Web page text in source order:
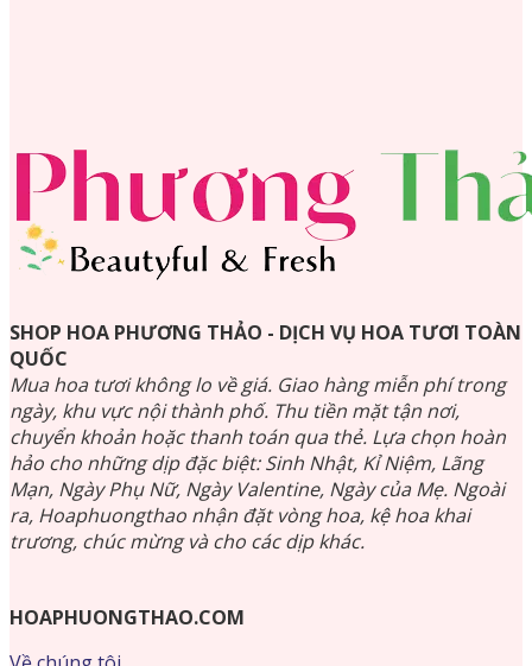
SHOP HOA PHƯƠNG THẢO - DỊCH VỤ HOA TƯƠI TOÀN
QUỐC
Mua hoa tươi không lo về giá. Giao hàng miễn phí trong
ngày, khu vực nội thành phố. Thu tiền mặt tận nơi,
chuyển khoản hoặc thanh toán qua thẻ. Lựa chọn hoàn
hảo cho những dịp đặc biệt: Sinh Nhật, Kỉ Niệm, Lãng
Mạn, Ngày Phụ Nữ, Ngày Valentine, Ngày của Mẹ. Ngoài
ra, Hoaphuongthao nhận đặt vòng hoa, kệ hoa khai
trương, chúc mừng và cho các dịp khác.
HOAPHUONGTHAO.COM